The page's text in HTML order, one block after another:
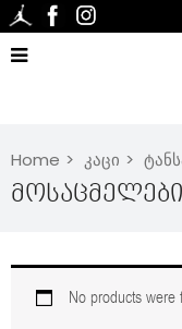
Home კაცი
Მოსაცმელები
No products